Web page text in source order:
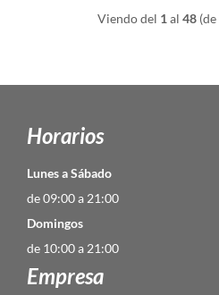
Viendo del 1 al 48(de
Horarios
Lunes a Sábado
de 09:00 a 21:00
Domingos
de 10:00 a 21:00
Empresa